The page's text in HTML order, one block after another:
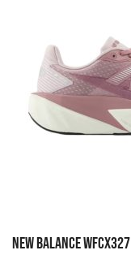
NEW BALANCE WFCX327